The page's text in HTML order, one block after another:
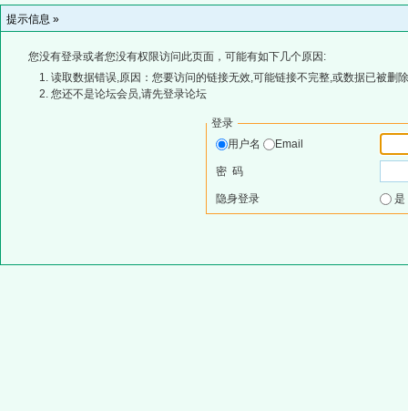
提示信息 »
您没有登录或者您没有权限访问此页面，可能有如下几个原因:
读取数据错误,原因：您要访问的链接无效,可能链接不完整,或数据已被删
您还不是论坛会员,请先登录论坛
登录
用户名
Email
密 码
隐身登录